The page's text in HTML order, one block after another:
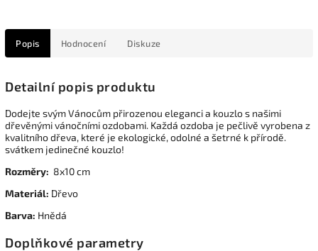
Popis Hodnocení Diskuze
Detailní popis produktu
Dodejte svým Vánocům přirozenou eleganci a kouzlo s našimi
dřevěnými vánočními ozdobami. Každá ozdoba je pečlivě vyrobena z
kvalitního dřeva, které je ekologické, odolné a šetrné k přírodě.
svátkem jedinečné kouzlo!
Rozměry: 8x10 cm
Materiál: Dřevo
Barva: Hnědá
Doplňkové parametry